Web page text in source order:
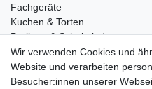
Fachgeräte
Kuchen & Torten
Pralinen & Schokolade
Lebensmittel
Gutscheine
Wir verwenden Cookies und
Website und verarbeiten
Besucher:innen unserer